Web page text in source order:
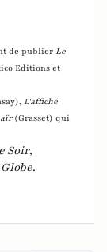
de publierLe
Editions et
L'affiche
(Grasset) qui
Soir,
Globe.